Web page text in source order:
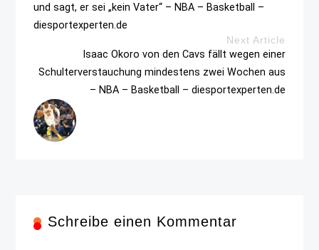
und sagt, er sei „kein Vater“ – NBA – Basketball –
diesportexperten.de
Next Article
Isaac Okoro von den Cavs fällt wegen einer
Schulterverstauchung mindestens zwei Wochen aus
– NBA – Basketball – diesportexperten.de
Schreibe einen Kommentar